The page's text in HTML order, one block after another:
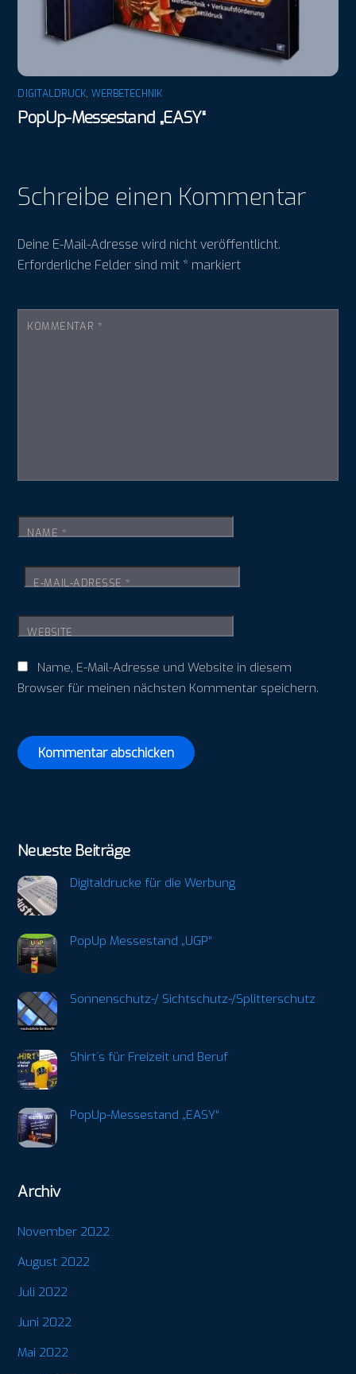
DIGITALDRUCK, WERBETECHNIK
PopUp-Messestand „EASY“
Schreibe einen Kommentar
Deine E-Mail-Adresse wird nicht veröffentlicht.
Erforderliche Felder sind mit * markiert
KOMMENTAR *
NAME*
E-MAIL-ADRESSE*
WEBSITE
Name, E-Mail-Adresse und Website in diesem
Browser für meinen nächsten Kommentar speichern.
Neueste Beiträge
Digitaldrucke für die Werbung
PopUp Messestand „UGP“
Sonnenschutz-/ Sichtschutz-/Splitterschutz
Shirt´s für Freizeit und Beruf
PopUp-Messestand „EASY“
Archiv
November 2022
August 2022
Juli 2022
Juni 2022
Mai 2022